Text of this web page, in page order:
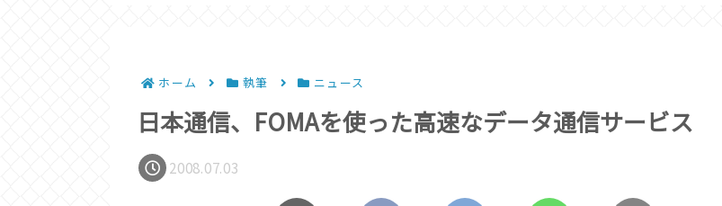
ホーム 執筆 ニュース
日本通信、FOMAを使った高速なデータ通信サービス
2008.07.03